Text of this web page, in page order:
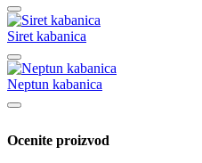
Siret kabanica
Neptun kabanica
Ocenite proizvod